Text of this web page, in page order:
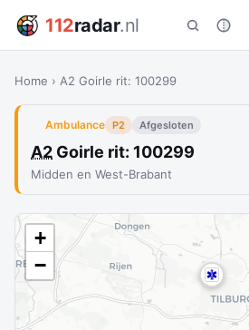
112radar.nl
Home › A2 Goirle rit: 100299
Ambulance P2 Afgesloten
A2 Goirle rit: 100299
Midden en West-Brabant
+
−